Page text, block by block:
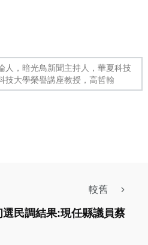
人，暗光鳥新聞主持人，華夏科技
技大學榮譽講座教授，高哲翰
較舊
選民調結果:現任縣議員蔡
法廉一體清淨海巡｜